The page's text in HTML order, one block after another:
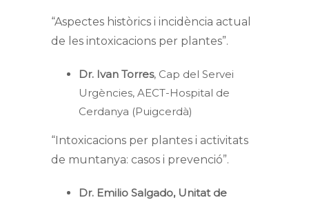
“Aspectes històrics i incidència actual
de les intoxicacions per plantes”.
Dr. Ivan Torres, Cap del Servei
Urgències, AECT-Hospital de
Cerdanya (Puigcerdà)
“Intoxicacions per plantes i activitats
de muntanya: casos i prevenció”.
Dr. Emilio Salgado, Unitat de